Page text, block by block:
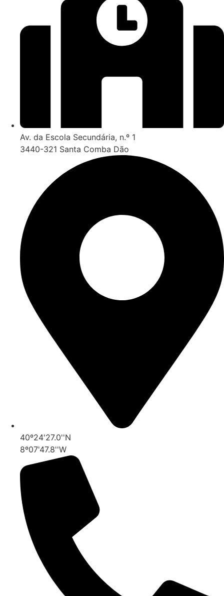
Av. da Escola Secundária, n.º 1
3440-321 Santa Comba Dão
40º24'27.0''N
8º07'47.8''W